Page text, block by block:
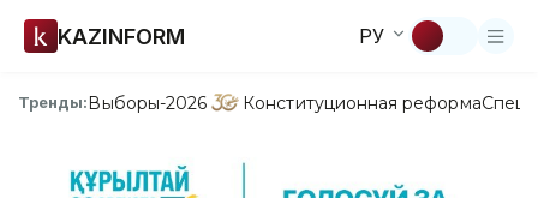
KAZINFORM РУ
Тренды:Выборы-2026 Конституционная реформа